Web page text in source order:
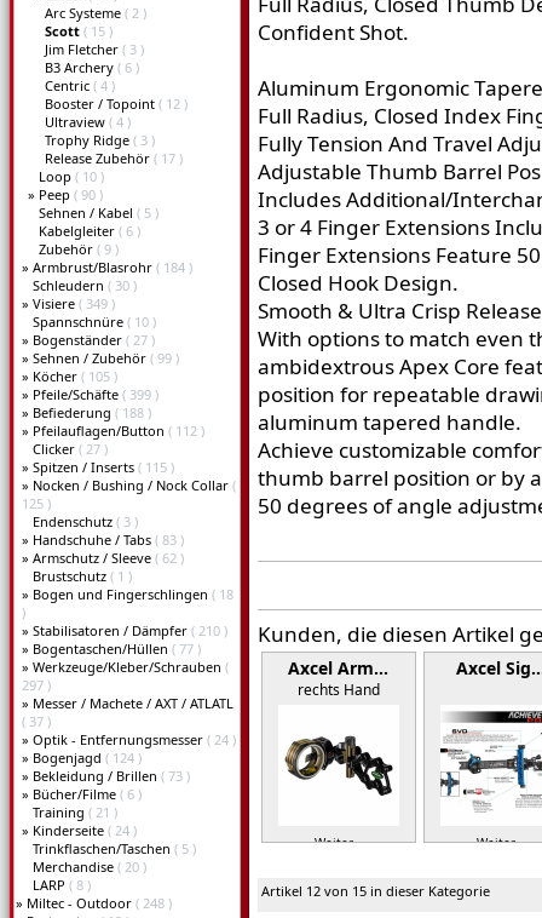
Arc Systeme ( 2 )
Scott ( 15 )
Jim Fletcher ( 3 )
B3 Archery ( 6 )
Centric ( 4 )
Booster / Topoint ( 12 )
Ultraview ( 4 )
Trophy Ridge ( 3 )
Release Zubehör ( 17 )
Loop ( 10 )
» Peep ( 90 )
Sehnen / Kabel ( 5 )
Kabelgleiter ( 6 )
Zubehör ( 9 )
» Armbrust/Blasrohr ( 184 )
Schleudern ( 30 )
» Visiere ( 349 )
Spannschnüre ( 10 )
» Bogenständer ( 27 )
» Sehnen / Zubehör ( 99 )
» Köcher ( 105 )
» Pfeile/Schäfte ( 399 )
» Befiederung ( 188 )
» Pfeilauflagen/Button ( 112 )
Clicker ( 27 )
» Spitzen / Inserts ( 115 )
» Nocken / Bushing / Nock Collar (
125 )
Endenschutz ( 3 )
» Handschuhe / Tabs ( 83 )
» Armschutz / Sleeve ( 62 )
Brustschutz ( 1 )
» Bogen und Fingerschlingen ( 18
)
» Stabilisatoren / Dämpfer ( 210 )
» Bogentaschen/Hüllen ( 77 )
» Werkzeuge/Kleber/Schrauben (
297 )
» Messer / Machete / AXT / ATLATL
( 37 )
» Optik - Entfernungsmesser ( 24 )
» Bogenjagd ( 124 )
» Bekleidung / Brillen ( 73 )
» Bücher/Filme ( 6 )
Training ( 21 )
» Kinderseite ( 24 )
Trinkflaschen/Taschen ( 5 )
Merchandise ( 20 )
LARP ( 8 )
» Miltec - Outdoor ( 248 )
Confident Shot.
Aluminum Ergonomic
Full Radius, Closed Index
Fully Tension And Travel
Adjustable Thumb Barrel
Includes Additional/
3 or 4 Finger Extensions
Finger Extensions Feature
Closed Hook Design.
Smooth & Ultra Crisp
With options to match even
ambidextrous Apex Core
position for repeatable
aluminum tapered handle.
Achieve customizable
thumb barrel position or by
50 degrees of angle
Kunden, die diesen Artikel
Axcel Arm…
rechts Hand
Weiter »
Axcel
Weiter »
Artikel 12 von 15 in dieser Kategorie